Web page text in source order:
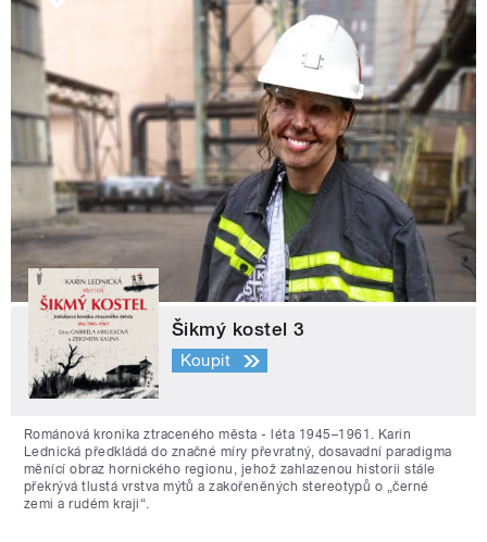
Šikmý kostel 3
Koupit
Románová kronika ztraceného města - léta 1945–1961. Karin
Lednická předkládá do značné míry převratný, dosavadní paradigma
měnící obraz hornického regionu, jehož zahlazenou historii stále
překrývá tlustá vrstva mýtů a zakořeněných stereotypů o „černé
zemi a rudém kraji“.